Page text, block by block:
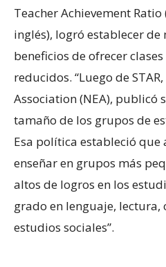
Teacher Achievement Ratio
inglés), logró establecer
beneficios de ofrecer
reducidos. “Luego de
Association (NEA), publicó
tamaño de los grupos de
Esa política estableció
enseñar en grupos más
altos de logros en los
grado en lenguaje, lectura,
estudios sociales”.